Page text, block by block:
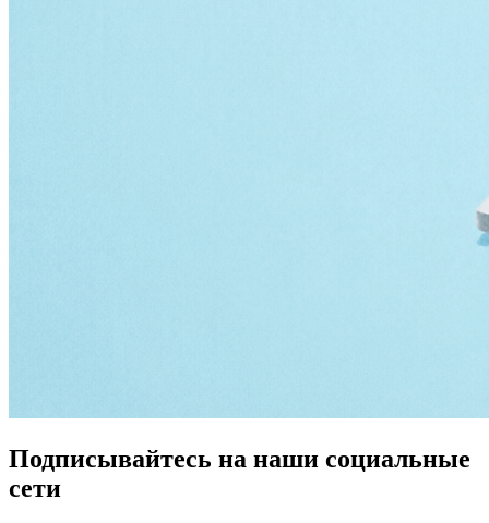
Подписывайтесь на наши социальные
сети